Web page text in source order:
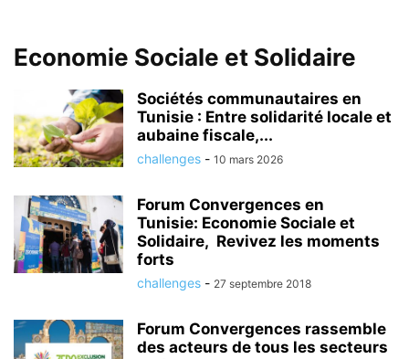
Economie Sociale et Solidaire
Sociétés communautaires en
Tunisie : Entre solidarité locale et
aubaine fiscale,...
challenges - 10 mars 2026
Forum Convergences en
Tunisie: Economie Sociale et
Solidaire, Revivez les moments
forts
challenges - 27 septembre 2018
Forum Convergences rassemble
des acteurs de tous les secteurs